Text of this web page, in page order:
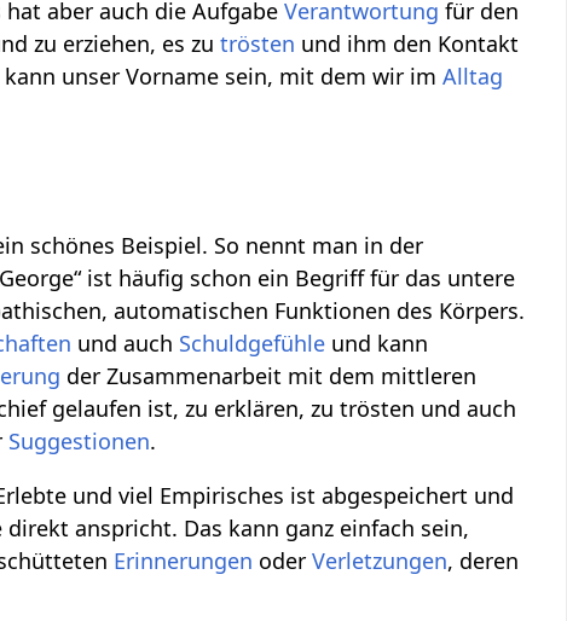
hat aber auch die AufgabeVerantwortung für den
zu erziehen, es zutrösten und ihm den Kontakt
unser Vorname sein, mit dem wir imAlltag
schönes Beispiel. So nennt man in der
ist häufig schon ein Begriff für das untere
automatischen Funktionen des Körpers.
und auch Schuldgefühle und kann
der Zusammenarbeit mit dem mittleren
gelaufen ist, zu erklären, zu trösten und auch
Suggestionen.
und viel Empirisches ist abgespeichert und
anspricht. Das kann ganz einfach sein,
Erinnerungen oderVerletzungen, deren